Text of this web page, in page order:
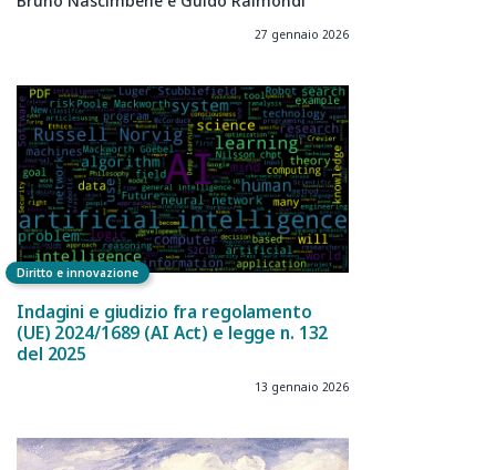
27 gennaio 2026
Diritto e innovazione
Indagini e giudizio fra regolamento
(UE) 2024/1689 (AI Act) e legge n. 132
del 2025
13 gennaio 2026